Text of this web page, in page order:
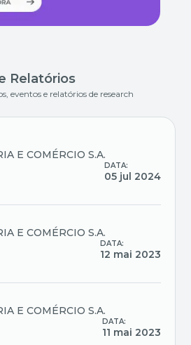
Relatórios
eventos e relatórios de research
E COMÉRCIO S.A.
DATA:
05 jul 2024
E COMÉRCIO S.A.
DATA:
12 mai 2023
E COMÉRCIO S.A.
DATA:
11 mai 2023